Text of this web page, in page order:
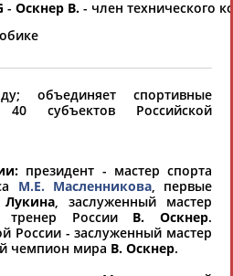
спортивной
какую-либо
данных и
пожалуйста, вы можете
последних изменений
организация по спортивно-
«Атом-спорт» (АНО «Атом-
- Оскнер В. - член технического
объединяет спортивные
субъектов Российской
президент - мастер спорта
М.Е. Масленникова, первые
, заслуженный мастер
тренер России В. Оскнер.
России - заслуженный мастер
чемпион мира В. Оскнер.